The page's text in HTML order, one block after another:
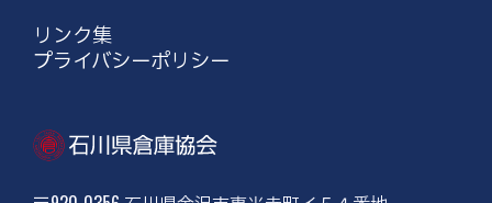
リンク集
プライバシーポリシー